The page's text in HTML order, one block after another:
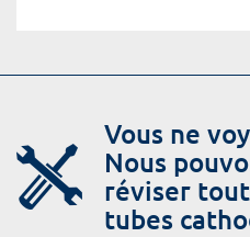
Vous ne
Nous
réviser
tubes